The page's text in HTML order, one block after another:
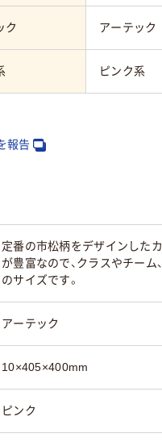
ク アーテック
ピンク系
報告
定番の市松柄をデザインした
が豊富なので、クラスやチー
のサイズです。
アーテック
10×405×400mm
ピンク